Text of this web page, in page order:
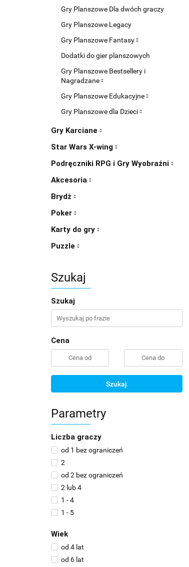
Gry Planszowe Dla dwóch graczy
Gry Planszowe Legacy
Gry Planszowe Fantasy
Dodatki do gier planszowych
Gry Planszowe Bestsellery i
Nagradzane
Gry Planszowe Edukacyjne
Gry Planszowe dla Dzieci
Gry Karciane
Star Wars X-wing
Podręczniki RPG i Gry Wyobraźni
Akcesoria
Brydż
Poker
Karty do gry
Puzzle
Szukaj
Szukaj
Cena
Szukaj
Parametry
Liczba graczy
od 1 bez ograniczeń
2
od 2 bez ograniczeń
2 lub 4
1 - 4
1 - 5
1 - 8
2 - 3
2 - 4
Wiek
od 4 lat
od 6 lat